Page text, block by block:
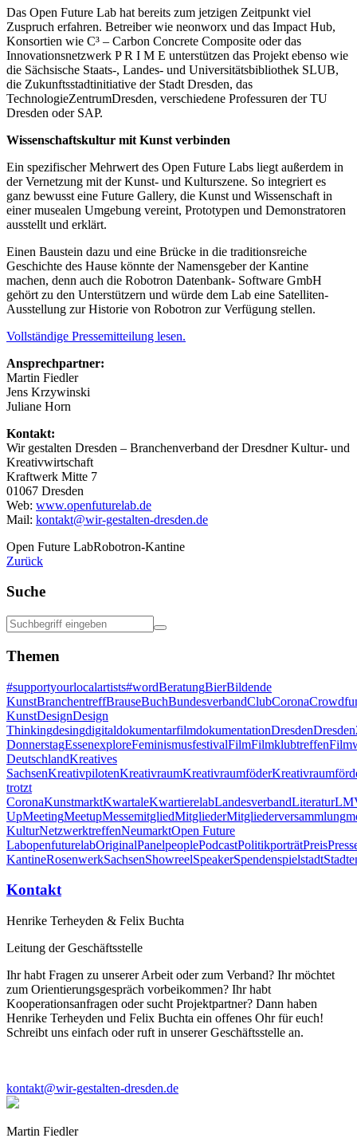
Das Open Future Lab hat bereits zum jetzigen Zeitpunkt viel
Zuspruch erfahren. Betreiber wie neonworx und das Impact Hub,
Konsortien wie C³ – Carbon Concrete Composite oder das
Innovationsnetzwerk P R I M E unterstützen das Projekt ebenso wie
die Sächsische Staats-, Landes- und Universitätsbibliothek SLUB,
die Zukunftsstadtinitiative der Stadt Dresden, das
TechnologieZentrumDresden, verschiedene Professuren der TU
Dresden oder SAP.
Wissenschaftskultur mit Kunst verbinden
Ein spezifischer Mehrwert des Open Future Labs liegt außerdem in
der Vernetzung mit der Kunst- und Kulturszene. So integriert es
ganz bewusst eine Future Gallery, die Kunst und Wissenschaft in
einer musealen Umgebung vereint, Prototypen und Demonstratoren
ausstellt und erklärt.
Einen Baustein dazu und eine Brücke in die traditionsreiche
Geschichte des Hause könnte der Namensgeber der Kantine
machen, denn auch die Robotron Datenbank- Software GmbH
gehört zu den Unterstützern und würde dem Lab eine Satelliten-
Ausstellung zur Historie von Robotron zur Verfügung stellen.
Vollständige Pressemitteilung lesen.
Ansprechpartner:
Martin Fiedler
Jens Krzywinski
Juliane Horn
Kontakt:
Wir gestalten Dresden – Branchenverband der Dresdner Kultur- und
Kreativwirtschaft
Kraftwerk Mitte 7
01067 Dresden
Web: www.openfuturelab.de
Mail: kontakt@wir-gestalten-dresden.de
Open Future LabRobotron-Kantine
Zurück
Suche
Themen
#supportyourlocalartists#wordBeratungBierBildende
KunstBranchentreffBrauseBuchBundesverbandClubCorona
KunstDesignDesign
ThinkingdesingdigitaldokumentarfilmdokumentationDresden
DonnerstagEssenexploreFeminismusfestivalFilmFilmklubtreffen
DeutschlandKreatives
SachsenKreativpilotenKreativraumKreativraumföder
trotzt
CoronaKunstmarktKwartaleKwartierelabLandesverbandLiteratur
UpMeetingMeetupMessemitgliedMitgliederMitgliederversammlung
KulturNetzwerktreffenNeumarktOpen Future
LabopenfuturelabOriginalPanelpeoplePodcastPolitikporträtPreis
KantineRosenwerkSachsenShowreelSpeakerSpendenspielstadt
Kontakt
Henrike Terheyden & Felix Buchta
Leitung der Geschäftsstelle
Ihr habt Fragen zu unserer Arbeit oder zum Verband? Ihr möchtet
zum Orientierungsgespräch vorbeikommen? Ihr habt
Kooperationsanfragen oder sucht Projektpartner? Dann haben
Henrike Terheyden und Felix Buchta ein offenes Ohr für euch!
Schreibt uns einfach oder ruft in unserer Geschäftsstelle an.
kontakt@wir-gestalten-dresden.de
Martin Fiedler